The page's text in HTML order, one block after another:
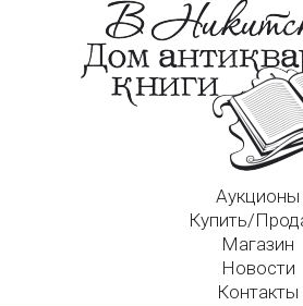
Аукционы
Купить/
Магазин
Новости
Контакты